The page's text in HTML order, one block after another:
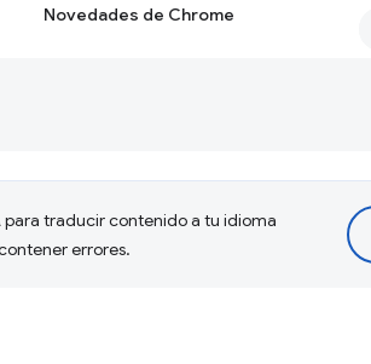
Novedades de Chrome
traducir contenido a tu idioma
errores.